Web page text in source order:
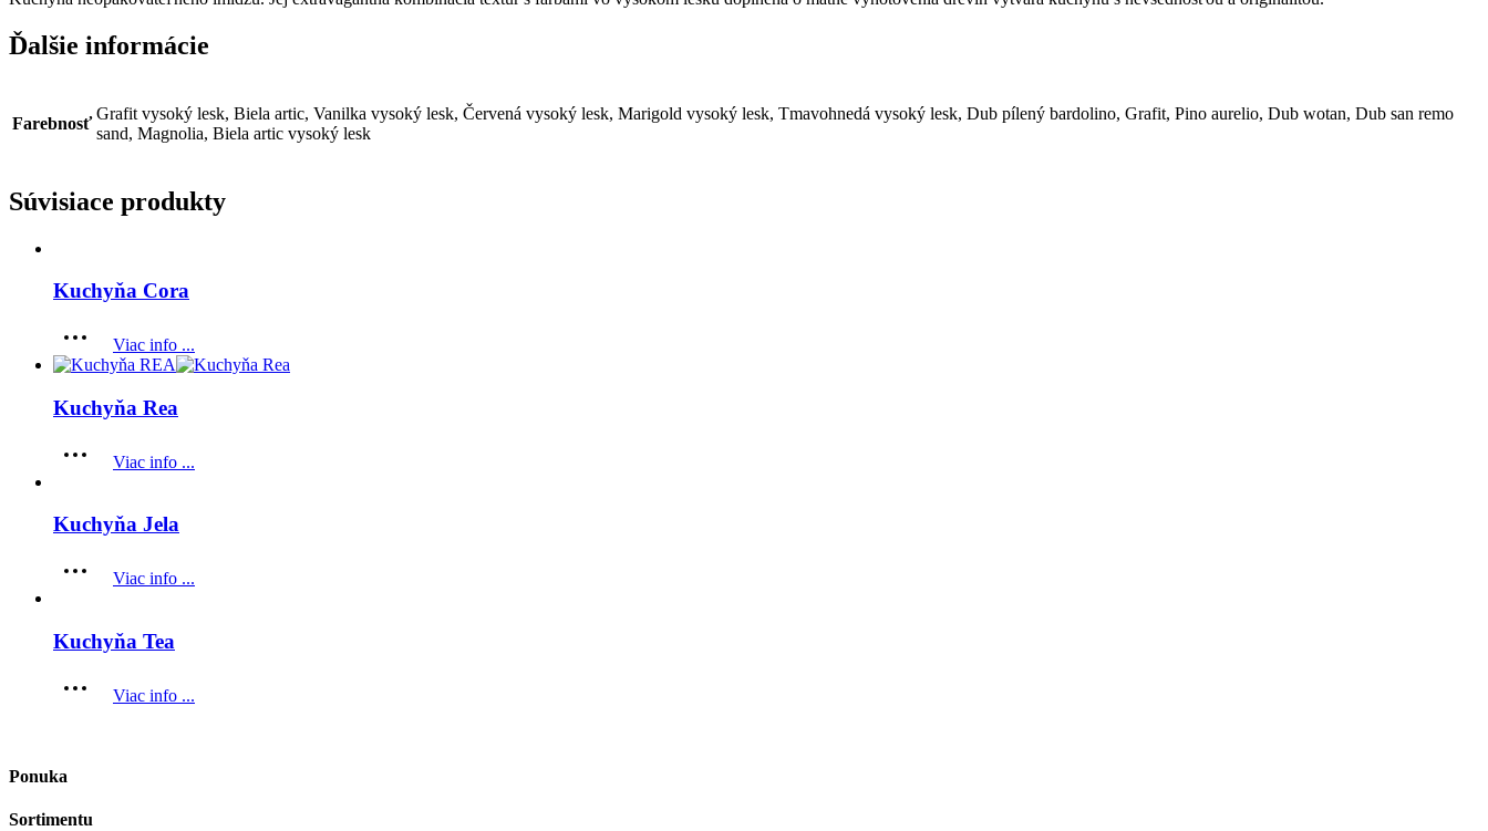
Ďalšie informácie
Farebnosť
Grafit vysoký lesk, Biela artic, Vanilka vysoký lesk, Červená vysoký lesk, Marigold vysoký lesk, Tmavohnedá vysoký lesk, Dub pílený bardolino, Grafit, Pino aurelio, Dub wotan, Dub san remo
sand, Magnolia, Biela artic vysoký lesk
Súvisiace produkty
Kuchyňa Cora
Viac info ...
Kuchyňa Rea
Viac info ...
Kuchyňa Jela
Viac info ...
Kuchyňa Tea
Viac info ...
Ponuka
Sortimentu